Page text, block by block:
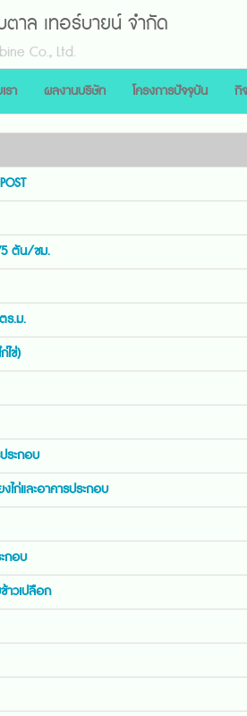
ตาล เทอร์บายน์ จำกัด
Co., Ltd.
รา ผลงานบริษัท โครงการปัจจุบัน กิ
ตัน/ชม.
ร.ม.
ไข่)
ประกอบ
ไก่และอาคารประกอบ
กอบ
าวเปลือก